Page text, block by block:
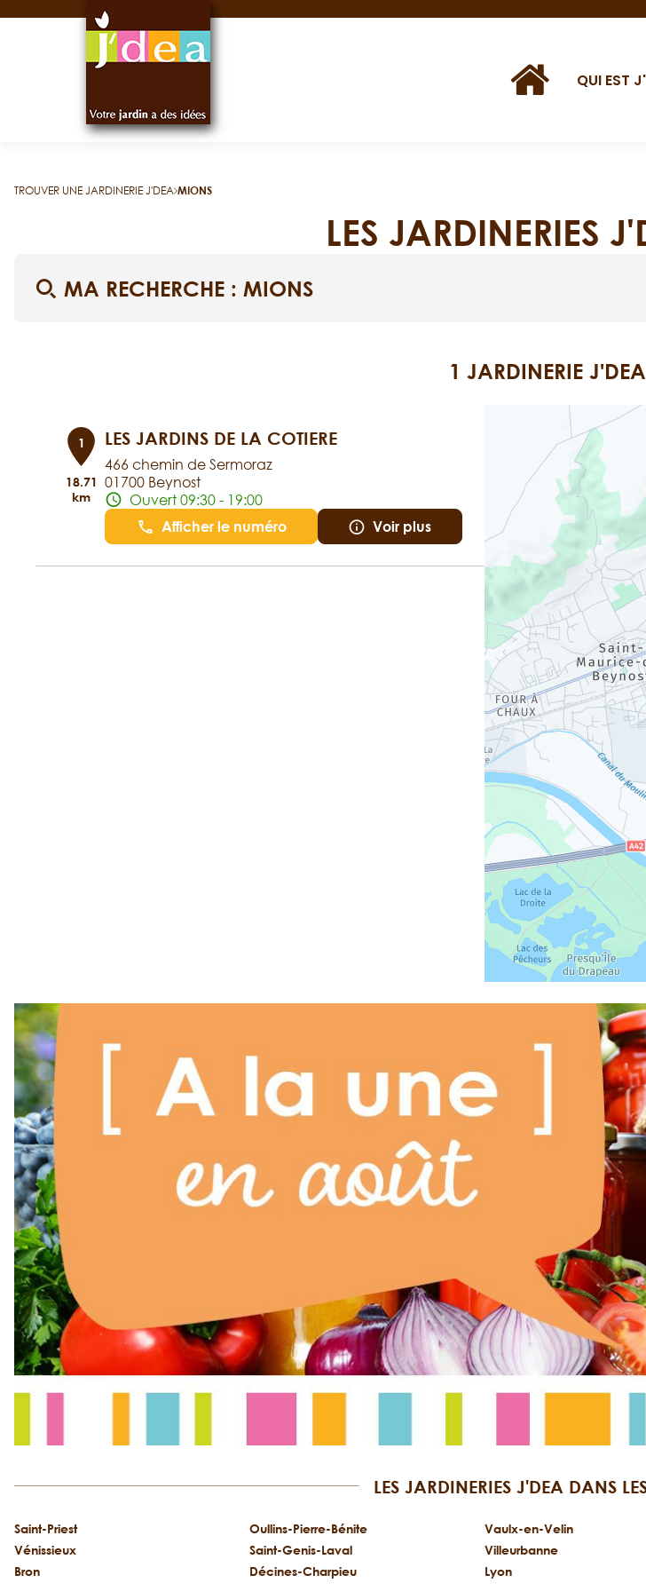
QUI EST
TROUVER UNE JARDINERIE J'DEA MIONS
LES JARDINERIES
MA RECHERCHE : MIONS
1 JARDINERIE
1
18.71
km
LES JARDINS DE LA COTIERE
466 chemin de Sermoraz
01700 Beynost
Ouvert 09:30 - 19:00
Afficher le numéro
Voir plus
LES JARDINERIES J'DEA DANS
Saint-Priest
Vénissieux
Bron
Oullins-Pierre-Bénite
Saint-Genis-Laval
Décines-Charpieu
Vaulx-en-Velin
Villeurbanne
Lyon